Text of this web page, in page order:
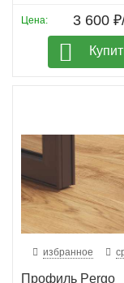
Цена: 3 600
избранное
Профиль Pergo